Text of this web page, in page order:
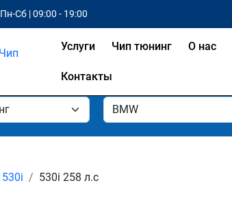
Пн-Сб | 09:00 - 19:00
Услуги Чип тюнинг О нас
Контакты
530i 530i 258 л.с